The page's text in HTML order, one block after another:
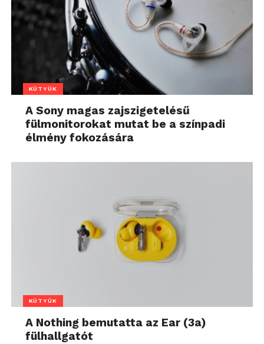
KÜTYÜK
A Sony magas zajszigetelésű
fülmonitorokat mutat be a színpadi
élmény fokozására
KÜTYÜK
A Nothing bemutatta az Ear (3a)
fülhallgatót